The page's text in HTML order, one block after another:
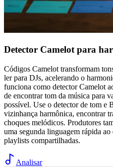
Detector Camelot para
Códigos Camelot transformam
ler para DJs, acelerando o
funciona como detector Camelot
de encontrar tom da música para
possível. Use o detector de tom e
vizinhança harmônica, encontrar
choques melódicos. Produtores
uma segunda linguagem rápida
playlists compartilhadas.
Analisar